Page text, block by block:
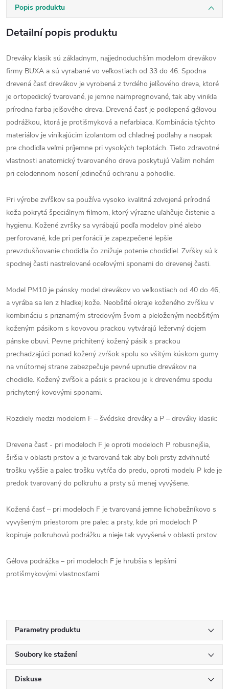
Popis produktu
Detailní popis produktu
Dreváky klasik sú základnym, najjednoduchším modelom drevákov
firmy BUXA a sú vyrabané vo veľkostiach od 33 do 46. Spodna
drevená časť drevákov je vyrobená z tvrdého jelšového dreva, ktoré
je ortopedický tvarované, je jemne naimpregnované, tak aby vinikla
prírodna farba jelšového dreva. Drevená časť je podlepená gélovou
podrážkou, ktorá je protišmyková a nefarbiaca. Kombinácia týchto
materiálov je vinikajúcim izolantom od chladnej podlahy a naopak
pre chodidla veľmi príjemne pri vysokých teplotách. Tieto zdravotné
vlastnosti anatomický tvarovaného dreva poskytujú Vašim nohám
pri celodennom nosení jedinečnú ochranu a pohodlie.
Pri výrobe zvŕškov sa používa vysoko kvalitná zdvojená prírodná
koža pokrytá špeciálnym filmom, ktorý výrazne uľahčuje čistenie a
hygienu. Kožené zvršky sa vyrábajú podľa modelov plné alebo
perforované, kde pri perforácií je zapezpečené lepšie
prevzdušňovanie chodidla čo znižuje potenie chodidiel. Zvŕšky sú k
spodnej časti nastrelované oceľovými sponami do drevenej časti.
Model PM10 je pánsky model drevákov vo veľkostiach od 40 do 46,
a vyrába sa len z hladkej kože. Neobšité okraje koženého zvŕšku v
kombináciu s priznamým stredovým švom a pleloženým neobšitým
koženým pásikom s kovovou prackou vytvárajú ležervný dojem
pánske obuvi. Pevne prichitený kožený pásik s prackou
prechadzajúci ponad kožený zvŕšok spolu so všitým kúskom gumy
na vnútornej strane zabezpečuje pevné upnutie drevákov na
chodidle. Kožený zvŕšok a pásik s prackou je k drevenému spodu
prichytený kovovými sponami.
Rozdiely medzi modelom F – švédske dreváky a P – dreváky klasik:
Drevena časť - pri modeloch F je oproti modeloch P robusnejšia,
širšia v oblasti prstov a je tvarovaná tak aby boli prsty zdvihnuté
trošku vyššie a palec trošku vytŕča do predu, oproti modelu P kde je
predok tvarovaný do polkruhu a prsty sú menej vyvýšene.
Kožená časť – pri modeloch F je tvarovaná jemne lichobežníkovo s
vyvyšeným priestorom pre palec a prsty, kde pri modeloch P
kopiruje polkruhovú podrážku a nieje tak vyvyšená v oblasti prstov.
Gélova podrážka – pri modeloch F je hrubšia s lepšími
protišmykovými vlastnosťami
Parametry produktu
Soubory ke stažení
Diskuse